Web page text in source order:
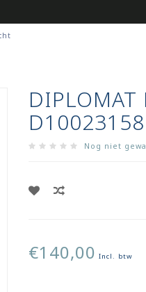
DIPLOMAT
D10023158
Nog niet
€140,00 Incl. btw